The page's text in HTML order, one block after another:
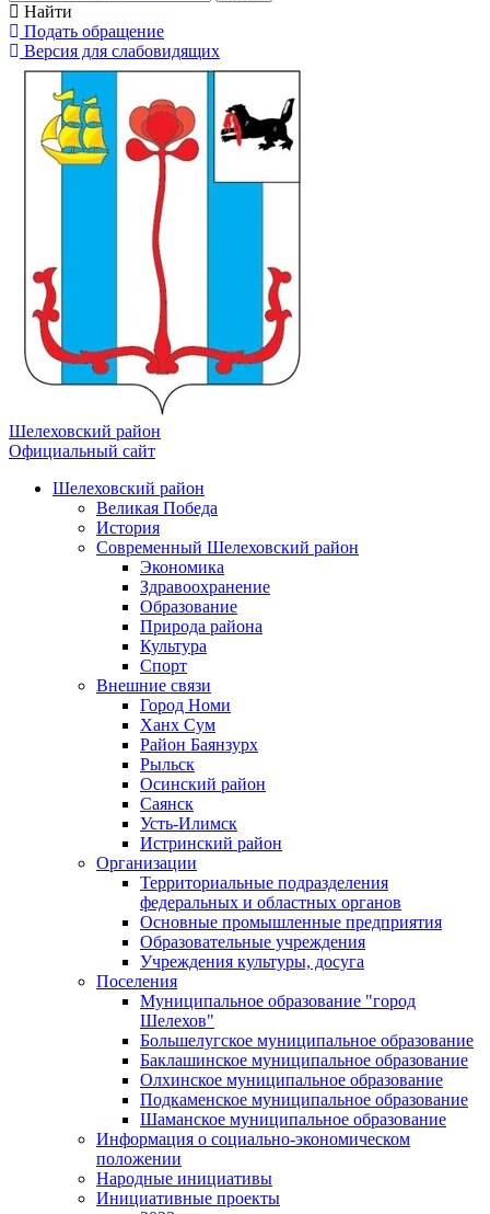
Найти
Подать обращение
Версия для слабовидящих
Шелеховский район
Официальный сайт
Шелеховский район
Великая Победа
История
Современный Шелеховский район
Экономика
Здравоохранение
Образование
Природа района
Культура
Спорт
Внешние связи
Город Номи
Ханх Сум
Район Баянзурх
Рыльск
Осинский район
Саянск
Усть-Илимск
Истринский район
Организации
Территориальные подразделения
федеральных и областных органов
Основные промышленные предприятия
Образовательные учреждения
Учреждения культуры, досуга
Поселения
Муниципальное образование "город
Шелехов"
Большелугское муниципальное образование
Баклашинское муниципальное образование
Олхинское муниципальное образование
Подкаменское муниципальное образование
Шаманское муниципальное образование
Информация о социально-экономическом
положении
Народные инициативы
Инициативные проекты